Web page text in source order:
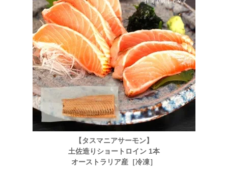
【タスマニアサーモン】
土佐造りショートロイン 1本
オーストラリア産［冷凍］